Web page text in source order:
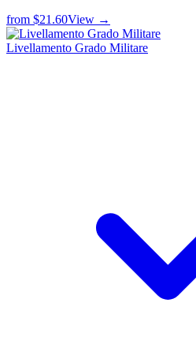
from $21.60View →
Livellamento Grado Militare